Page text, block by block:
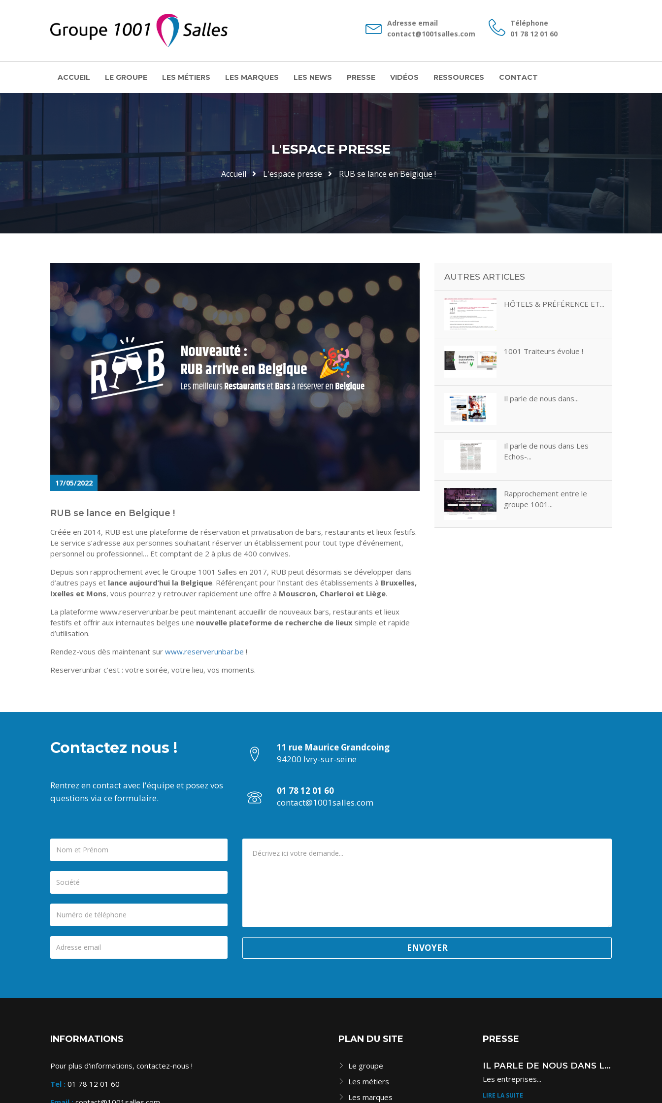
Téléphone
01 78 12 01 60
Adresse email
contact@1001salles.com
ACCUEIL LE GROUPE LES MÉTIERS LES MARQUES LES NEWS PRESSE VIDÉOS RESSOURCES CONTACT
L'ESPACE PRESSE
Accueil L'espace presse RUB se lance en Belgique !
17/05/2022
RUB se lance en Belgique !
Créée en 2014, RUB est une plateforme de réservation et privatisation de bars, restaurants et lieux festifs.
Le service s’adresse aux personnes souhaitant réserver un établissement pour tout type d’événement,
personnel ou professionnel… Et comptant de 2 à plus de 400 convives.
Depuis son rapprochement avec le Groupe 1001 Salles en 2017, RUB peut désormais se développer dans
d’autres pays et lance aujourd’hui la Belgique. Référençant pour l’instant des établissements à Bruxelles,
Ixelles et Mons, vous pourrez y retrouver rapidement une offre à Mouscron, Charleroi et Liège.
La plateforme www.reserverunbar.be peut maintenant accueillir de nouveaux bars, restaurants et lieux
festifs et offrir aux internautes belges une nouvelle plateforme de recherche de lieux simple et rapide
d’utilisation.
Rendez-vous dès maintenant sur www.reserverunbar.be !
Reserverunbar c’est : votre soirée, votre lieu, vos moments.
AUTRES ARTICLES
HÔTELS & PRÉFÉRENCE ET...
1001 Traiteurs évolue !
Il parle de nous dans...
Il parle de nous dans Les
Echos-...
Rapprochement entre le
groupe 1001...
Contactez nous !
Rentrez en contact avec l'équipe et posez vos
questions via ce formulaire.
11 rue Maurice Grandcoing
94200 Ivry-sur-seine
01 78 12 01 60
contact@1001salles.com
ENVOYER
INFORMATIONS
Pour plus d'informations, contactez-nous !
Tel : 01 78 12 01 60
PLAN DU SITE
Le groupe
Les métiers
Les marques
PRESSE
IL PARLE DE NOUS DANS LES ECHOS- MAI 2025 - ETUDE MICE 2025
Les entreprises...
LIRE LA SUITE